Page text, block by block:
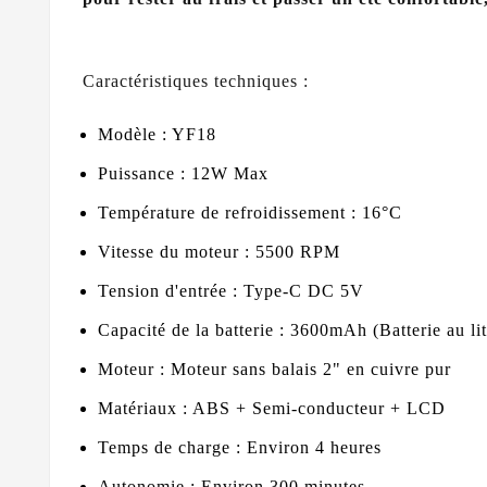
Caractéristiques techniques :
Modèle : YF18
Puissance : 12W Max
Température de refroidissement : 16°C
Vitesse du moteur : 5500 RPM
Tension d'entrée : Type-C DC 5V
Capacité de la batterie : 3600mAh (Batterie au
Moteur : Moteur sans balais 2" en cuivre pur
Matériaux : ABS + Semi-conducteur + LCD
Temps de charge : Environ 4 heures